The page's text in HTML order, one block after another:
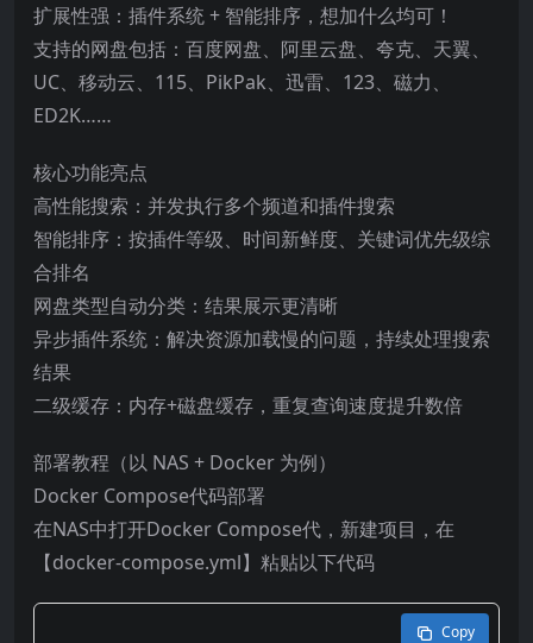
扩展性强：插件系统 + 智能排序，想加什么均可！
支持的网盘包括：百度网盘、阿里云盘、夸克、天翼、
UC、移动云、115、PikPak、迅雷、123、磁力、
ED2K……
核心功能亮点
高性能搜索：并发执行多个频道和插件搜索
智能排序：按插件等级、时间新鲜度、关键词优先级综
合排名
网盘类型自动分类：结果展示更清晰
异步插件系统：解决资源加载慢的问题，持续处理搜索
结果
二级缓存：内存+磁盘缓存，重复查询速度提升数倍
部署教程（以 NAS + Docker 为例）
Docker Compose代码部署
在NAS中打开Docker Compose代，新建项目，在
【docker-compose.yml】粘贴以下代码
Copy